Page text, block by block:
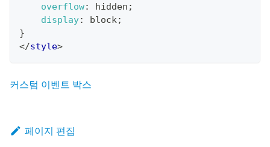
overflow: hidden ;
display: block;
}
</style>
커스텀 이벤트 박스
페이지 편집